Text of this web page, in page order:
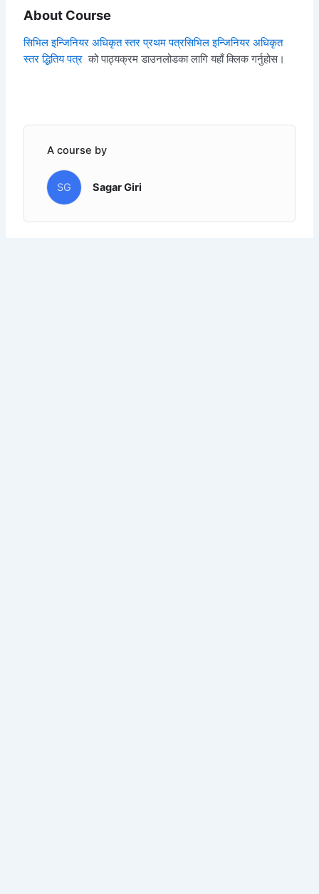
About Course
सिभिल इन्जिनियर अधिकृत स्तर प्रथम पत्रसिभिल इन्जिनियर अधिकृत
स्तर द्धितिय पत्र को पाठ्यक्रम डाउनलोडका लागि यहाँ क्लिक गर्नुहोस।
A course by
SG Sagar Giri